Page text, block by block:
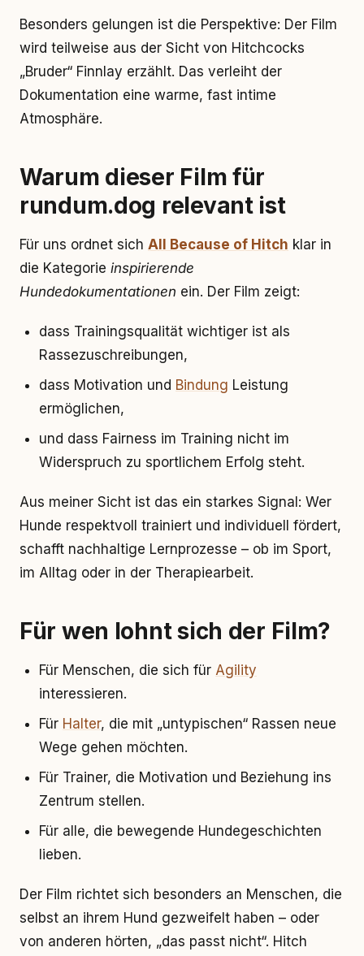
Besonders gelungen ist die Perspektive: Der Film
wird teilweise aus der Sicht von Hitchcocks
„Bruder“ Finnlay erzählt. Das verleiht der
Dokumentation eine warme, fast intime
Atmosphäre.
Warum dieser Film für
rundum.dog relevant ist
Für uns ordnet sich All Because of Hitch klar in
die Kategorie inspirierende
Hundedokumentationen ein. Der Film zeigt:
dass Trainingsqualität wichtiger ist als
Rassezuschreibungen,
dass Motivation und Bindung Leistung
ermöglichen,
und dass Fairness im Training nicht im
Widerspruch zu sportlichem Erfolg steht.
Aus meiner Sicht ist das ein starkes Signal: Wer
Hunde respektvoll trainiert und individuell fördert,
schafft nachhaltige Lernprozesse – ob im Sport,
im Alltag oder in der Therapiearbeit.
Für wen lohnt sich der Film?
Für Menschen, die sich für Agility
interessieren.
Für Halter, die mit „untypischen“ Rassen neue
Wege gehen möchten.
Für Trainer, die Motivation und Beziehung ins
Zentrum stellen.
Für alle, die bewegende Hundegeschichten
lieben.
Der Film richtet sich besonders an Menschen, die
selbst an ihrem Hund gezweifelt haben – oder
von anderen hörten, „das passt nicht“. Hitch